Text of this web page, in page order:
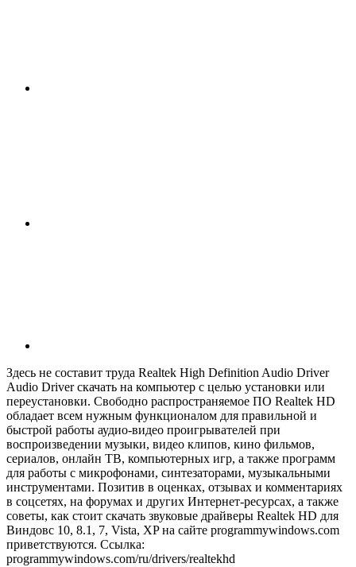
Здесь не составит труда Realtek High Definition Audio Driver
Audio Driver скачать на компьютер с целью установки или
переустановки. Свободно распространяемое ПО Realtek HD
обладает всем нужным функционалом для правильной и
быстрой работы аудио-видео проигрывателей при
воспроизведении музыки, видео клипов, кино фильмов,
сериалов, онлайн ТВ, компьютерных игр, а также программ
для работы с микрофонами, синтезаторами, музыкальными
инструментами. Позитив в оценках, отзывах и комментариях
в соцсетях, на форумах и других Интернет-ресурсах, а также
советы, как стоит скачать звуковые драйверы Realtek HD для
Виндовс 10, 8.1, 7, Vista, XP на сайте programmywindows.com
приветствуются. Ссылка:
programmywindows.com/ru/drivers/realtekhd